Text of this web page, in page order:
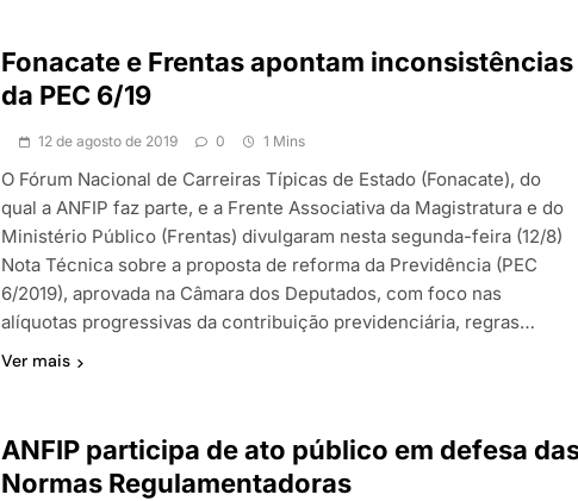
Fonacate e Frentas apontam inconsistências
da PEC 6/19
12 de agosto de 2019 0 1 Mins
O Fórum Nacional de Carreiras Típicas de Estado (Fonacate), do
qual a ANFIP faz parte, e a Frente Associativa da Magistratura e do
Ministério Público (Frentas) divulgaram nesta segunda-feira (12/8)
Nota Técnica sobre a proposta de reforma da Previdência (PEC
6/2019), aprovada na Câmara dos Deputados, com foco nas
alíquotas progressivas da contribuição previdenciária, regras…
Ver mais
ANFIP participa de ato público em defesa
Normas Regulamentadoras